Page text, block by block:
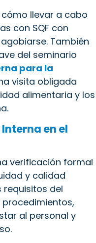
llevar a cabo
con SQF con
También
del seminario
para la
visita obligada
alimentaria y los
en el
verificación formal
y calidad
del
procedimientos,
al personal y